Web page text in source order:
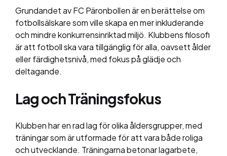
Grundandet av FC Päronbollen är en berättelse om
fotbollsälskare som ville skapa en mer inkluderande
och mindre konkurrensinriktad miljö. Klubbens filosofi
är att fotboll ska vara tillgänglig för alla, oavsett ålder
eller färdighetsnivå, med fokus på glädje och
deltagande.
Lag och Träningsfokus
Klubben har en rad lag för olika åldersgrupper, med
träningar som är utformade för att vara både roliga
och utvecklande. Träningarna betonar lagarbete,